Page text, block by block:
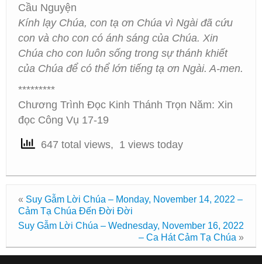
Cầu Nguyện
Kính lạy Chúa, con tạ ơn Chúa vì Ngài đã cứu
con và cho con có ánh sáng của Chúa. Xin
Chúa cho con luôn sống trong sự thánh khiết
của Chúa để có thể lớn tiếng tạ ơn Ngài. A-men.
*********
Chương Trình Đọc Kinh Thánh Trọn Năm: Xin
đọc Công Vụ 17-19
647 total views, 1 views today
« Suy Gẫm Lời Chúa – Monday, November 14, 2022 –
Cảm Tạ Chúa Đến Đời Đời
Suy Gẫm Lời Chúa – Wednesday, November 16, 2022
– Ca Hát Cảm Tạ Chúa »